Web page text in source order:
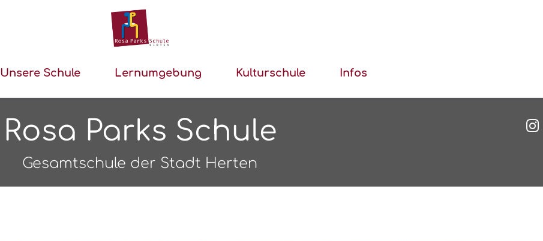
Unsere Schule Lernumgebung Kulturschule Infos
Rosa Parks Schule
Gesamtschule der Stadt Herten